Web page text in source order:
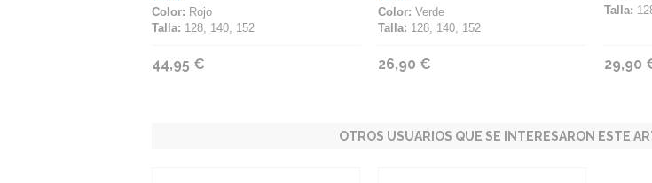
Color: Rojo
Talla: 128, 140, 152
44,95 €
Color: Verde
Talla: 128, 140, 152
26,90 €
Talla:
29,90
OTROS USUARIOS QUE SE INTERESARON ESTE